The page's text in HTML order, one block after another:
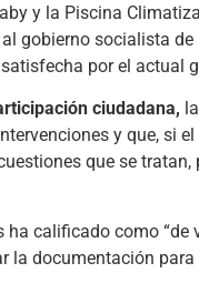
y la Piscina
gobierno socialista
por el actual
ciudadana,
y que, si
que se
ha calificado como
la documentación